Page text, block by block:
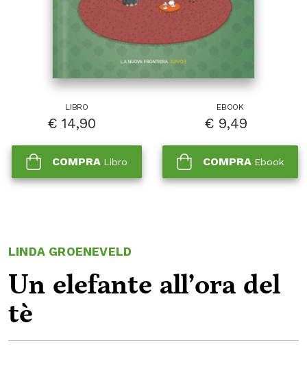
LIBRO
€ 14,90
COMPRA Libro
EBOOK
€ 9,49
COMPRA Ebook
LINDA GROENEVELD
Un elefante all’ora del
tè